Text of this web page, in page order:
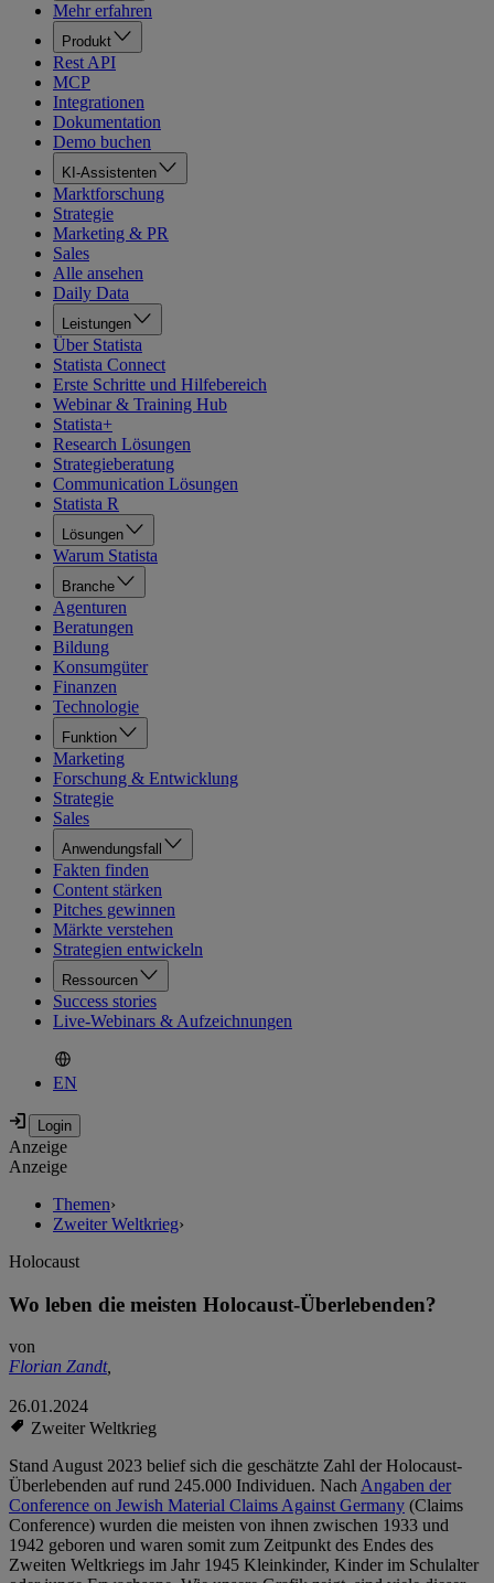
Mehr erfahren
Produkt
Rest API
MCP
Integrationen
Dokumentation
Demo buchen
KI-Assistenten
Marktforschung
Strategie
Marketing & PR
Sales
Alle ansehen
Daily Data
Leistungen
Über Statista
Statista Connect
Erste Schritte und Hilfebereich
Webinar & Training Hub
Statista+
Research Lösungen
Strategieberatung
Communication Lösungen
Statista R
Lösungen
Warum Statista
Branche
Agenturen
Beratungen
Bildung
Konsumgüter
Finanzen
Technologie
Funktion
Marketing
Forschung & Entwicklung
Strategie
Sales
Anwendungsfall
Fakten finden
Content stärken
Pitches gewinnen
Märkte verstehen
Strategien entwickeln
Ressourcen
Success stories
Live-Webinars & Aufzeichnungen
EN
Anzeige
Anzeige
Themen›
Zweiter Weltkrieg›
Holocaust
Wo leben die meisten Holocaust-Überlebenden?
von
Florian Zandt,
26.01.2024
Zweiter Weltkrieg
Stand August 2023 belief sich die geschätzte Zahl der Holocaust-
Überlebenden auf rund 245.000 Individuen. NachAngaben der
Conference on Jewish Material Claims Against Germany (Claims
Conference) wurden die meisten von ihnen zwischen 1933 und
1942 geboren und waren somit zum Zeitpunkt des Endes des
Zweiten Weltkriegs im Jahr 1945 Kleinkinder, Kinder im Schulalter